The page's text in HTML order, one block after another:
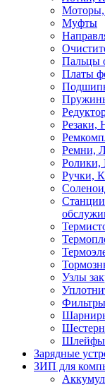
Моторы,
Муфты
Пальцы
Платы
Резаки,
Ремни,
Ролики,
Ручки,
Узлы
Фильтры
Шлейфы
Зарядные
ЗИП для